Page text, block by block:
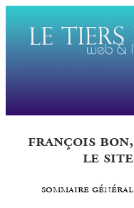
françois bon,
le site
sommaire général